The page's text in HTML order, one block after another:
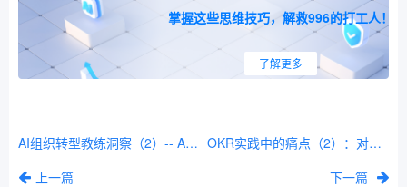
掌握这些思维技巧，解救996的打工人！
了解更多
AI组织转型教练洞察（2）-- AI重塑人才版图：跨越鸿沟，迎接组织与地域的新生
上一篇
OKR实践中的痛点（2）：对不qi，对不qi
下一篇